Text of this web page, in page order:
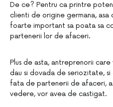
De ce? Pentru ca printre
clienti de origine germana,
foarte important sa poata sa
partenerii lor de afaceri.
Plus de asta, antreprenorii
dau si dovada de seriozitate,
fata de partenerii de afaceri,
vedere, vor avea de castigat.